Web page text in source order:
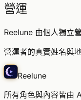
營運
Reelune 由個人獨立
營運者的真實姓名與
Reelune
所有角色與內容皆由